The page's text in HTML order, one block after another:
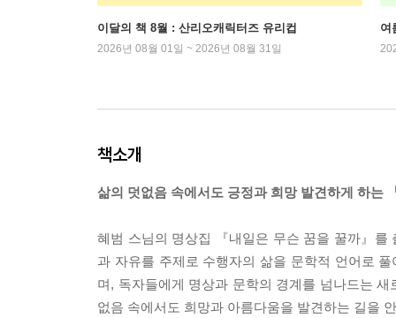
이달의 책 8월 : 산리오캐릭터즈 유리컵
2026년 08월 01일 ~ 2026년 08월 31일
여
책소개
삶의 덧없음 속에서도 긍정과 희망 발견하게 하는
혜범 스님의 명상집 『내일은 무슨 꿈을 꿀까』
과 자유를 주제로 수행자의 삶을 문학적 언어로
며, 독자들에게 명상과 문학의 경계를 넘나드는
없음 속에서도 희망과 아름다움을 발견하는 길을